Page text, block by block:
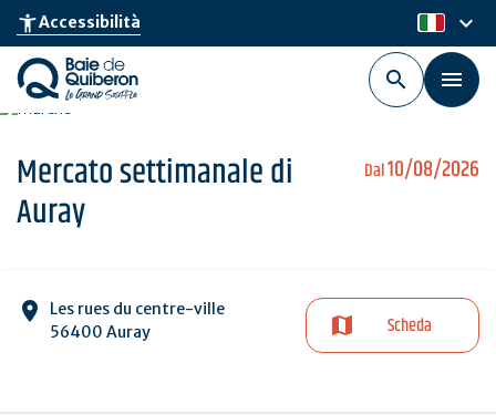
Skip
main
content
accessibility_newAccessibilità it
keyboard_arrow_down
Dal10/08/2026
Mercato settimanale di
Auray
Les rues du centre-ville
56400 Auray
Scheda